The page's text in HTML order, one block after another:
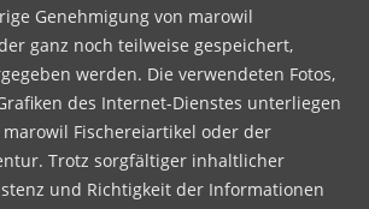
Genehmigung von marowil
ganz noch teilweise gespeichert,
werden. Die verwendeten Fotos,
des Internet-Dienstes unterliegen
Fischereiartikel oder der
Trotz sorgfältiger inhaltlicher
und Richtigkeit der Informationen